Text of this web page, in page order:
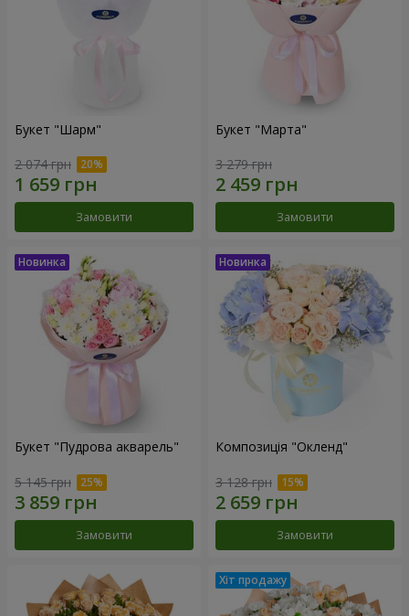
Букет "Шарм"
2 074 грн
Замовити
Букет "Марта"
3 279 грн
Замовити
Букет "Пудрова акварель"
5 145 грн
Замовити
Композиція "Окленд"
3 128 грн
Замовити